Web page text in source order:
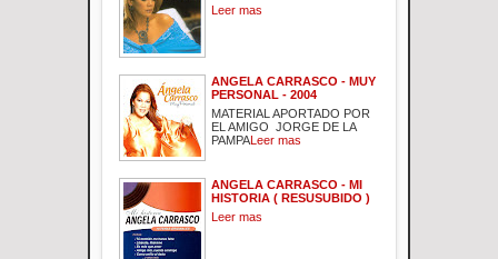
Leer mas
ANGELA CARRASCO - MUY
PERSONAL - 2004
MATERIAL APORTADO POR
EL AMIGO JORGE DE LA
PAMPA Leer mas
ANGELA CARRASCO - MI
HISTORIA ( RESUSUBIDO )
Leer mas